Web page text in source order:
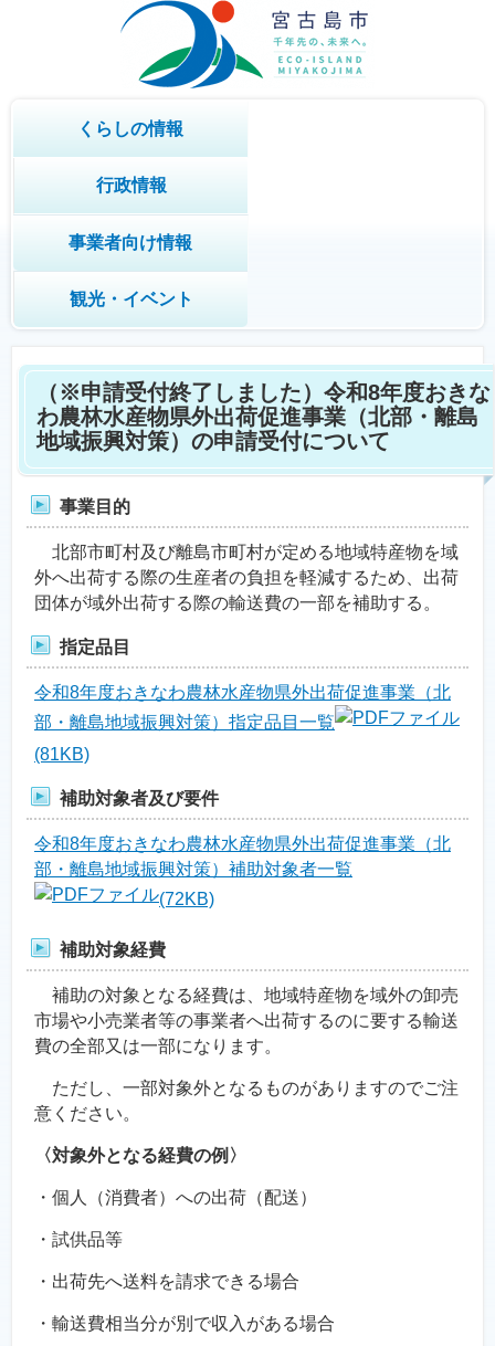
くらしの情報
行政情報
事業者向け情報
観光・イベント
（※申請受付終了しました）令和8年度おきな
わ農林水産物県外出荷促進事業（北部・離島
地域振興対策）の申請受付について
事業目的
北部市町村及び離島市町村が定める地域特産物を域
外へ出荷する際の生産者の負担を軽減するため、出荷
団体が域外出荷する際の輸送費の一部を補助する。
指定品目
令和8年度おきなわ農林水産物県外出荷促進事業（北
部・離島地域振興対策）指定品目一覧
(81KB)
補助対象者及び要件
令和8年度おきなわ農林水産物県外出荷促進事業（北
部・離島地域振興対策）補助対象者一覧
(72KB)
補助対象経費
補助の対象となる経費は、地域特産物を域外の卸売
市場や小売業者等の事業者へ出荷するのに要する輸送
費の全部又は一部になります。
ただし、一部対象外となるものがありますのでご注
意ください。
〈対象外となる経費の例〉
・個人（消費者）への出荷（配送）
・試供品等
・出荷先へ送料を請求できる場合
・輸送費相当分が別で収入がある場合